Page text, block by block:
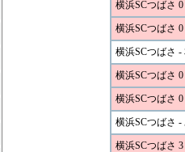
横浜SCつばさ
横浜SCつばさ
横浜SCつばさ -
横浜SCつばさ
横浜SCつばさ
横浜SCつばさ
横浜SCつばさ